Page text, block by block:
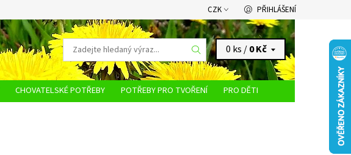
CZK PŘIHLÁŠENÍ
0 ks /0 Kč
CHOVATELSKÉ POTŘEBY POTŘEBY PRO TVOŘENÍ
PRO DĚTI